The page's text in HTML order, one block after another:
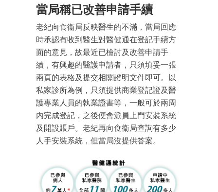
當局稱已改善申請手續
老紀向食衞局反映醫生的不滿，當局回應
時承認有收到醫生對醫健通在登記手續方
面的意見，故最近已檢討及改善申請手
續，有興趣的醫護申請者，只須填妥一張
兩頁的表格及提交相關證明文件即可。以
私家診所為例，只須提供商業登記證及醫
護專業人員的執業證書等，一般可於兩周
內完成登記，之後便會派員上門安裝系統
及開設賬戶。老紀再向食衞局查詢有多少
人手安裝系統，但當局沒提供答案。